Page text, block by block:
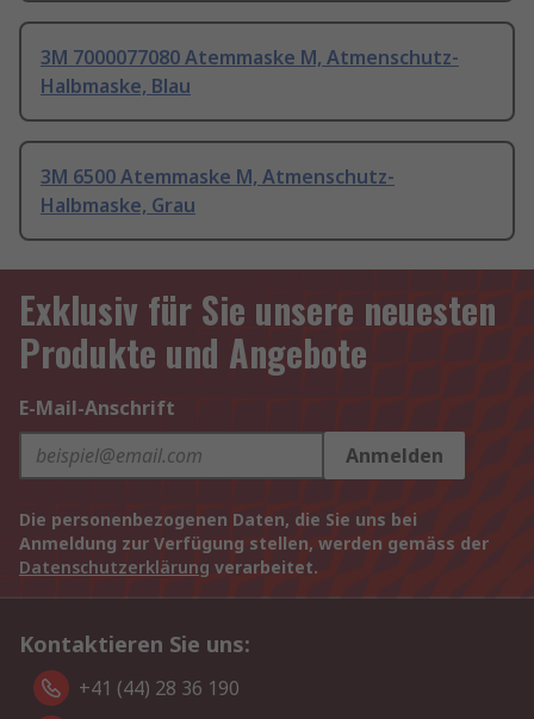
3M 7000077080 Atemmaske M, Atmenschutz-
Halbmaske, Blau
3M 6500 Atemmaske M, Atmenschutz-
Halbmaske, Grau
Exklusiv für Sie unsere neuesten
Produkte und Angebote
E-Mail-Anschrift
Anmelden
Die personenbezogenen Daten, die Sie uns bei
Anmeldung zur Verfügung stellen, werden gemäss der
Datenschutzerklärung verarbeitet.
Kontaktieren Sie uns:
+41 (44) 28 36 190